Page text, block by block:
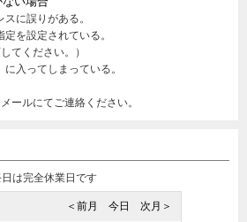
に誤りがある。
を設定されている。
てください。）
入ってしまっている。
ールにてご連絡ください。
は完全休業日です
次月＞
今日
＜前月